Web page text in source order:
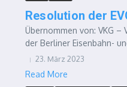
Resolution der
Übernommen von: VKG
der Berliner Eisenbahn-
23. März 2023
Read More